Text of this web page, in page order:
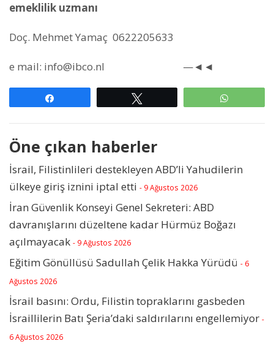
emeklilik uzmanı
Doç. Mehmet Yamaç 0622205633
e mail: info@ibco.nl —◄◄
Öne çıkan haberler
İsrail, Filistinlileri destekleyen ABD’li Yahudilerin
ülkeye giriş iznini iptal etti - 9 Ağustos 2026
İran Güvenlik Konseyi Genel Sekreteri: ABD
davranışlarını düzeltene kadar Hürmüz Boğazı
açılmayacak - 9 Ağustos 2026
Eğitim Gönüllüsü Sadullah Çelik Hakka Yürüdü - 6
Ağustos 2026
İsrail basını: Ordu, Filistin topraklarını gasbeden
İsraillilerin Batı Şeria’daki saldırılarını engellemiyor -
6 Ağustos 2026